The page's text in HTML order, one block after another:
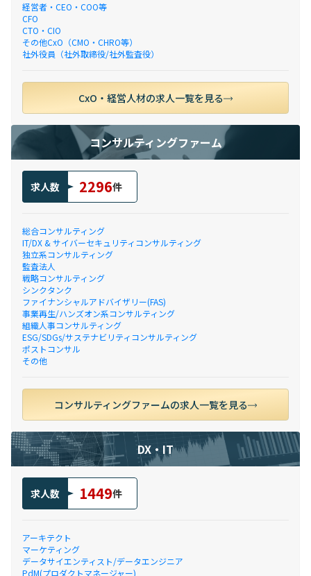
経営者・CEO・COO等
CFO
CTO・CIO
その他CxO（CMO・CHRO等）
社外役員（社外取締役/社外監査役）
CxO・経営人材の求人一覧を見る
コンサルティングファーム
求人数 2296件
総合コンサルティング
IT/DX & サイバーセキュリティコンサルティング
独立系コンサルティング
監査法人
戦略コンサルティング
シンクタンク
ファイナンシャルアドバイザリー(FAS)
事業再生/ハンズオン系コンサルティング
組織人事コンサルティング
ESG/SDGs/サステナビリティコンサルティング
ポストコンサル
その他
コンサルティングファームの求人一覧を見る
DX・IT
求人数 1449件
アーキテクト
マーケティング
データサイエンティスト/データエンジニア
PdM(プロダクトマネージャー)